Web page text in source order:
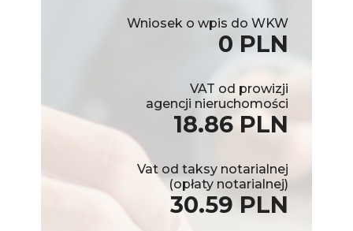
Wniosek o wpis do WKW
0 PLN
VAT od prowizji
agencji nieruchomości
18.86 PLN
Vat od taksy notarialnej
(opłaty notarialnej)
30.59 PLN